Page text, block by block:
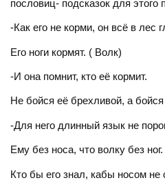
пословиц- подсказок для
-Как его не корми, он всё в лес
Его ноги кормят. ( Волк)
-И она помнит, кто её кормит.
Не бойся её брехливой, а
-Для него длинный язык не
Ему без носа, что волку без ног.
Кто бы его знал, кабы носом не